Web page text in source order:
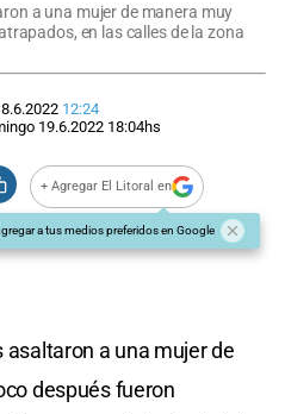
a una mujer de manera muy
en las calles de la zona
12:24
19.6.2022 18:04hs
+ Agregar El Litoral en
a tus medios preferidos en Google
a una mujer de
después fueron